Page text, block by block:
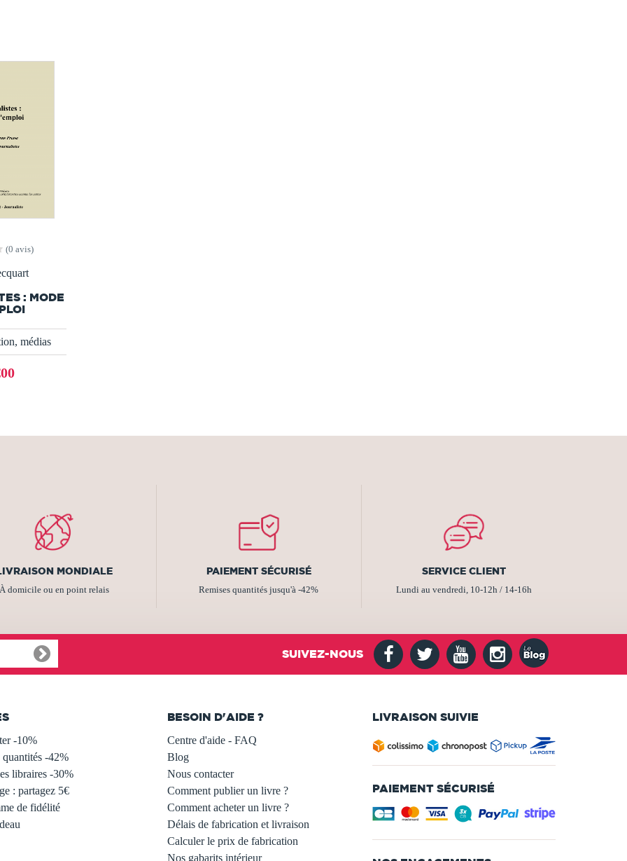
(0 avis)
: MODE
médias
MONDIALE
domicile ou en point relais
PAIEMENT SÉCURISÉ
Remises quantités jusqu'à -42%
SERVICE CLIENT
Lundi au vendredi, 10-12h / 14-16h
SUIVEZ-NOUS
-10%
quantités -42%
libraires -30%
: partagez 5€
de fidélité
BESOIN D'AIDE ?
Centre d'aide - FAQ
Blog
Nous contacter
Comment publier un livre ?
Comment acheter un livre ?
Délais de fabrication et livraison
Calculer le prix de fabrication
Nos gabarits intérieur
LIVRAISON SUIVIE
PAIEMENT SÉCURISÉ